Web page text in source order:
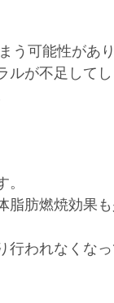
う可能性があり
が不足してし
脂肪燃焼効果
行われなくなっ